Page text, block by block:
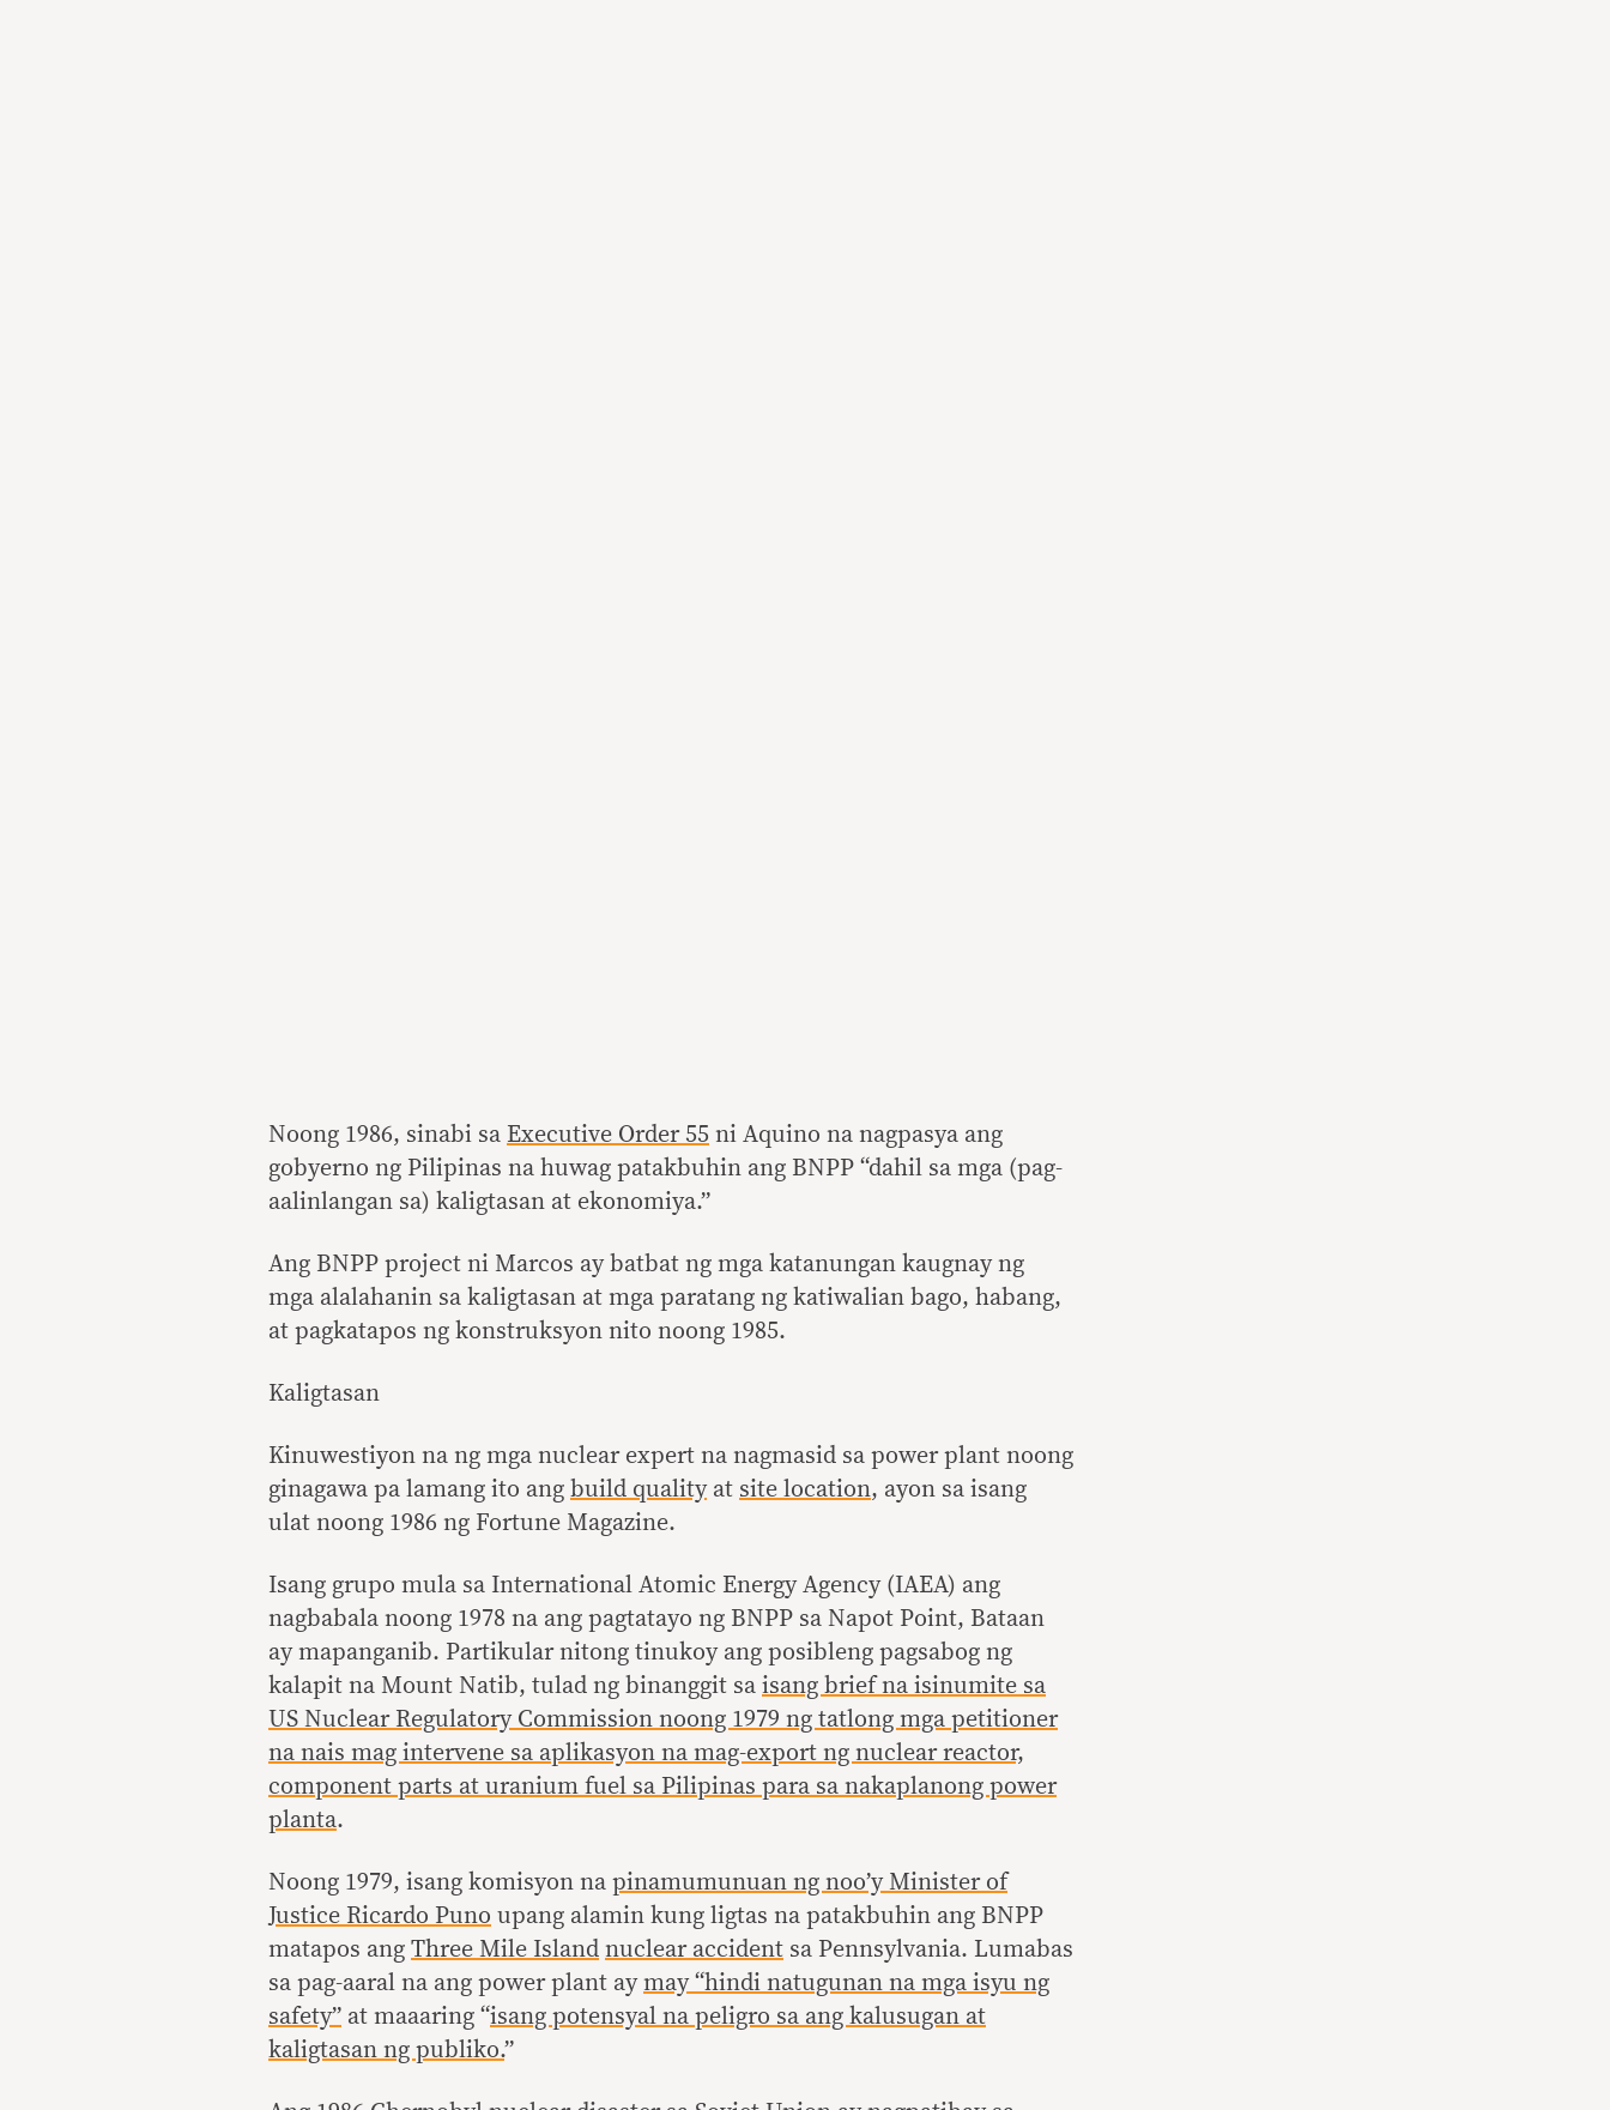
Noong 1986, sinabi sa Executive Order 55 ni Aquino na nagpasya ang
gobyerno ng Pilipinas na huwag patakbuhin ang BNPP “dahil sa mga (pag-
aalinlangan sa) kaligtasan at ekonomiya.”
Ang BNPP project ni Marcos ay batbat ng mga katanungan kaugnay ng
mga alalahanin sa kaligtasan at mga paratang ng katiwalian bago, habang,
at pagkatapos ng konstruksyon nito noong 1985.
Kaligtasan
Kinuwestiyon na ng mga nuclear expert na nagmasid sa power plant noong
ginagawa pa lamang ito ang build qualityat site location, ayon sa isang
ulat noong 1986 ng Fortune Magazine.
Isang grupo mula sa International Atomic Energy Agency (IAEA) ang
nagbabala noong 1978 na ang pagtatayo ng BNPP sa Napot Point, Bataan
ay mapanganib. Partikular nitong tinukoy ang posibleng pagsabog ng
kalapit na Mount Natib, tulad ng binanggit sa isang brief na isinumite sa
US Nuclear Regulatory Commission noong 1979 ng tatlong mga petitioner
na nais mag intervene sa aplikasyon na mag-export ng nuclear reactor,
component parts at uranium fuel sa Pilipinas para sa nakaplanong power
planta.
Noong 1979, isang komisyon na pinamumunuan ng noo’y Minister of
Justice Ricardo Puno upang alamin kung ligtas na patakbuhin ang BNPP
matapos ang Three Mile Island nuclear accident sa Pennsylvania. Lumabas
sa pag-aaral na ang power plant ay may “hindi natugunan na mga isyu ng
safety” at maaaring “isang potensyal na peligro sa ang kalusugan at
kaligtasan ng publiko.”